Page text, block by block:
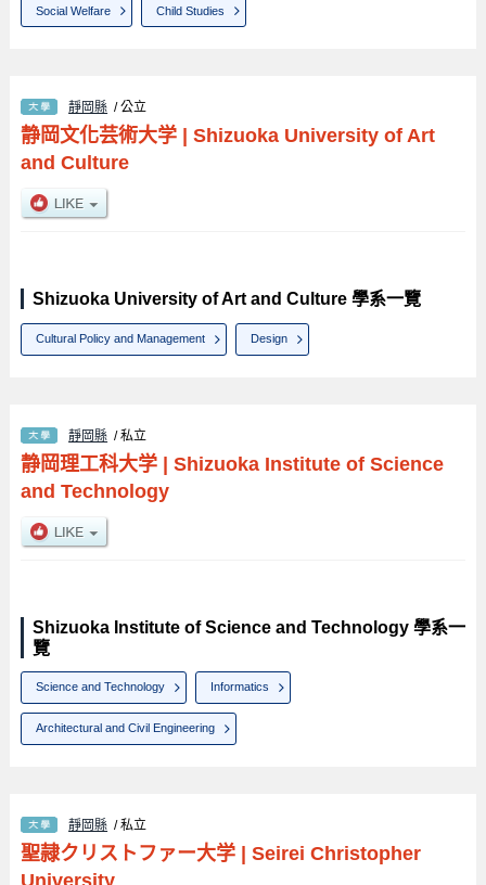
Social Welfare Child Studies
靜岡縣 / 公立
静岡文化芸術大学| Shizuoka University of Art
and Culture
Shizuoka University of Art and Culture 學系一覽
Cultural Policy and Management Design
靜岡縣 / 私立
静岡理工科大学| Shizuoka Institute of Science
and Technology
Shizuoka Institute of Science and Technology 學系一
覽
Science and Technology Informatics
Architectural and Civil Engineering
靜岡縣 / 私立
聖隷クリストファー大学| Seirei Christopher
University